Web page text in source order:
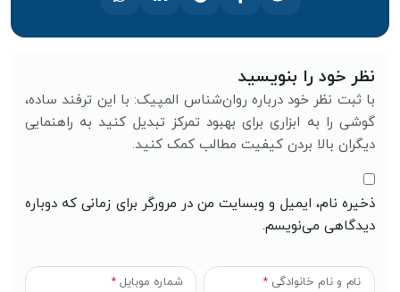
نظر خود را بنویسید
با ثبت نظر خود درباره روان‌شناس المپیک: با این ترفند ساده،
گوشی را به ابزاری برای بهبود تمرکز تبدیل کنید به راهنمایی
دیگران بالا بردن کیفیت مطالب کمک کنید.
نام و نام خانوادگی * شماره موبایل *
ذخیره نام، ایمیل و وبسایت من در مرورگر برای زمانی که دوباره
دیدگاهی می‌نویسم.